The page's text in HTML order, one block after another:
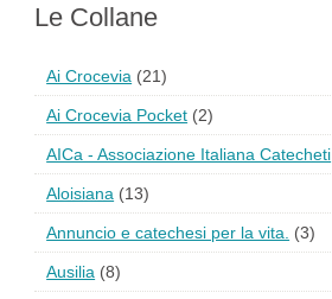
Le Collane
Ai Crocevia (21)
Ai Crocevia Pocket (2)
AICa - Associazione Italiana Catecheti
Aloisiana (13)
Annuncio e catechesi per la vita. (3)
Ausilia (8)